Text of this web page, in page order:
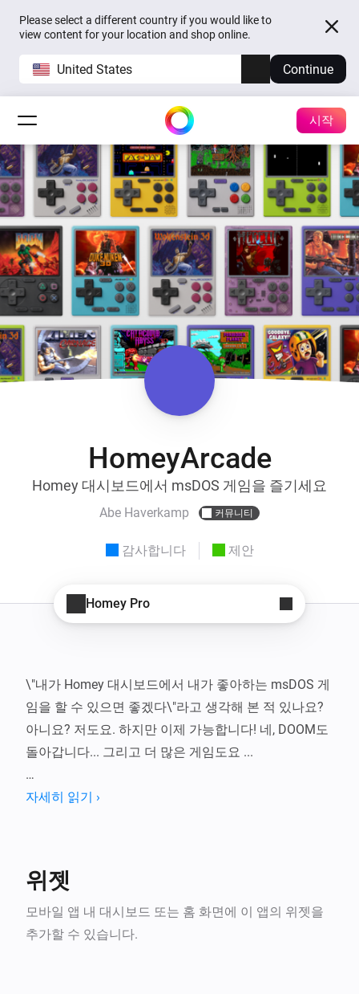
Please select a different country if you would like to
view content for your location and shop online.
United States Continue
시작
HomeyArcade
Homey 대시보드에서 msDOS 게임을 즐기세요
Abe Haverkamp 커뮤니티
감사합니다 제안
Homey Pro
\"내가 Homey 대시보드에서 내가 좋아하는 msDOS 게
임을 할 수 있으면 좋겠다\"라고 생각해 본 적 있나요?
아니요? 저도요. 하지만 이제 가능합니다! 네, DOOM도
돌아갑니다... 그리고 더 많은 게임도요 ...
HomeyArcade는 대시보드를 작은 레트로 머신으로 바
지 않고 바로 시작하세요.
포함된 모든 타이틀은 원저작권자가 배포한 역사적인
자세히 읽기 ›
위젯
모바일 앱 내 대시보드 또는 홈 화면에 이 앱의 위젯을
추가할 수 있습니다.